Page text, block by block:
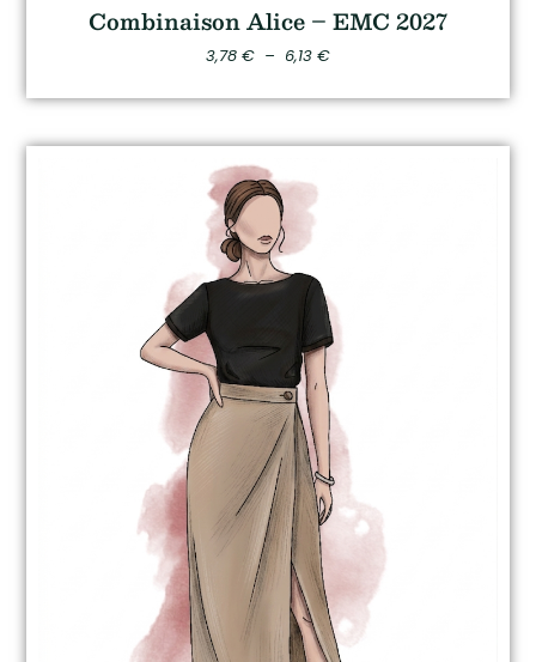
Combinaison Alice – EMC 2027
3,78 € – 6,13 €